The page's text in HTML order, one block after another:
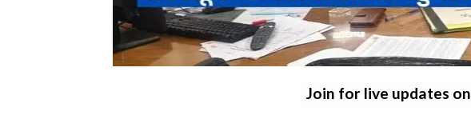
Join for live updates on